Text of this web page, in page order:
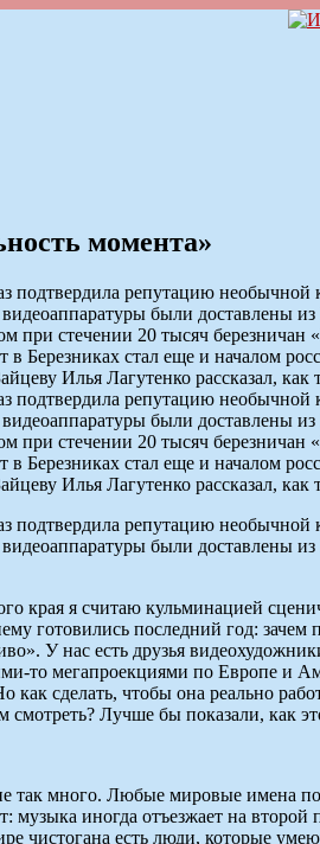
момента»
подтвердила репутацию
были доставлены
при стечении 20 тысяч березничан
Березниках стал еще и началом
Илья Лагутенко рассказал,
подтвердила репутацию
были доставлены
при стечении 20 тысяч березничан
Березниках стал еще и началом
Илья Лагутенко рассказал,
подтвердила репутацию
были доставлены
края я считаю кульминацией
готовились последний год: зачем
У нас есть друзья
то мегапроекциями по Европе и
как сделать, чтобы она реально
Лучше бы показали, как
так много. Любые мировые имена
музыка иногда отъезжает на
чистогана есть люди, которые